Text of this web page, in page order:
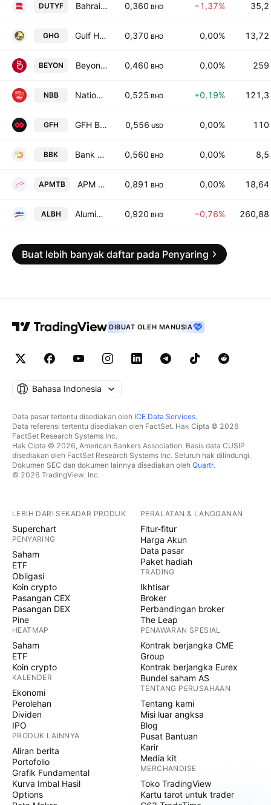
DUTYF Bahrain Duty Free Shop Complex 0,360 BHD −1,37% 35,2
GHG Gulf Hotels Group 0,370 BHD 0,00% 13,72
BEYON Beyon B.S.C 0,460 BHD 0,00% 259
NBB National Bank of Bahrain BSC 0,525 BHD +0,19% 121,3
GFH GFH Bank B.S.C. 0,556 USD 0,00% 110
BBK Bank of Bahrain and Kuwait B.S.C. 0,560 BHD 0,00% 8,5
APMTB APM Terminals Bahrain BSC 0,891 BHD 0,00% 18,64
ALBH Aluminium Bahrain B.S.C 0,920 BHD −0,76% 260,88
Buat lebih banyak daftar pada Penyaring
DIBUAT OLEH MANUSIA
Bahasa Indonesia
Data pasar tertentu disediakan oleh ICE Data Services.
Data referensi tertentu disediakan oleh FactSet. Hak Cipta © 2026
FactSet Research Systems Inc.
Hak Cipta © 2026, American Bankers Association. Basis data CUSIP
disediakan oleh FactSet Research Systems Inc. Seluruh hak dilindungi.
Dokumen SEC dan dokumen lainnya disediakan oleh Quartr.
© 2026 TradingView, Inc.
LEBIH DARI SEKADAR PRODUK
Superchart
PENYARING
Saham
ETF
Obligasi
Koin crypto
Pasangan CEX
Pasangan DEX
Pine
HEATMAP
Saham
ETF
Koin crypto
KALENDER
Ekonomi
Perolehan
Dividen
IPO
PRODUK LAINNYA
Aliran berita
Portofolio
Grafik Fundamental
Kurva Imbal Hasil
Options
PERALATAN & LANGGANAN
Fitur-fitur
Harga Akun
Data pasar
Paket hadiah
TRADING
Ikhtisar
Broker
Perbandingan broker
The Leap
PENAWARAN SPESIAL
Kontrak berjangka CME
Group
Kontrak berjangka Eurex
Bundel saham AS
TENTANG PERUSAHAAN
Tentang kami
Misi luar angksa
Blog
Pusat Bantuan
Karir
Media kit
MERCHANDISE
Toko TradingView
Kartu tarot untuk trader